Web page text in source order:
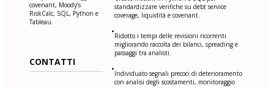
covenant, Moody’s
RiskCalc, SQL, Python e
Tableau.
CONTATTI
standardizzare verifiche su debt service
coverage, liquidità e covenant.
•Ridotto i tempi delle revisioni ricorrenti
migliorando raccolta dei bilanci, spreading e
passaggi tra analisti.
•Individuato segnali precoci di deterioramento
con analisi degli scostamenti, monitoraggio